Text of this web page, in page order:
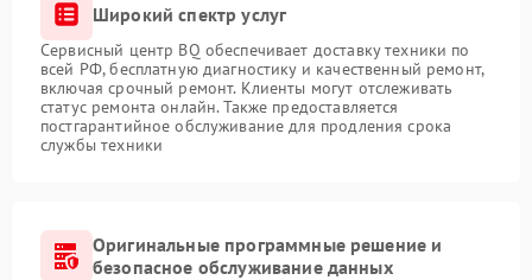
Широкий спектр услуг
Сервисный центр BQ обеспечивает доставку техники по
всей РФ, бесплатную диагностику и качественный ремонт,
включая срочный ремонт. Клиенты могут отслеживать
статус ремонта онлайн. Также предоставляется
постгарантийное обслуживание для продления срока
службы техники
Оригинальные программные решение и
безопасное обслуживание данных